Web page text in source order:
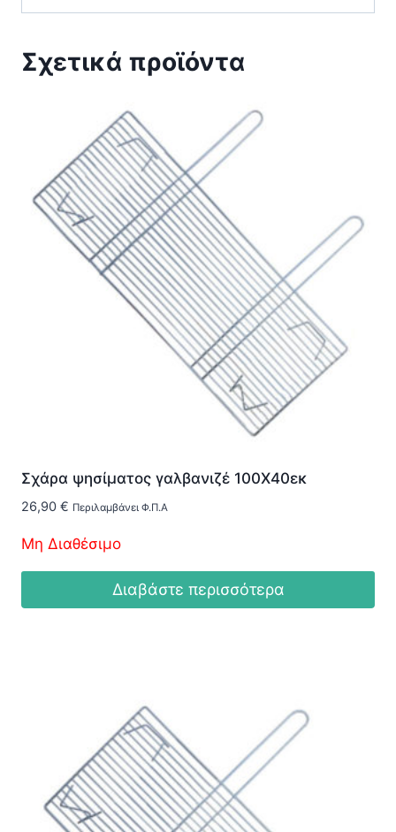
Σχετικά προϊόντα
Σχάρα ψησίματος γαλβανιζέ 100Χ40εκ
26,90 € Περιλαμβάνει Φ.Π.Α
Μη Διαθέσιμο
Διαβάστε περισσότερα